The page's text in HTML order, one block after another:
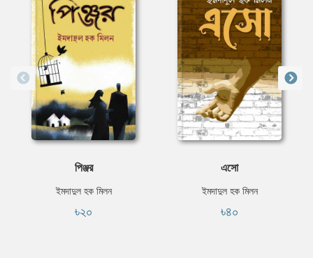
পিঞ্জর
ইমদাদুল হক মিলন
৳২০
এসো
ইমদাদুল হক মিলন
৳৪০